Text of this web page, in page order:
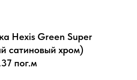
Hexis Green Super
сатиновый хром)
пог.м